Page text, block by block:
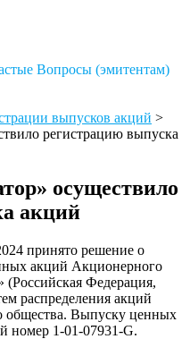
Вопросы (эмитентам)
выпусков акций >
регистрацию выпуска
осуществило
акций
принято решение о
акций Акционерного
(Российская Федерация,
распределения акций
общества. Выпуску ценных
номер 1-01-07931-G.